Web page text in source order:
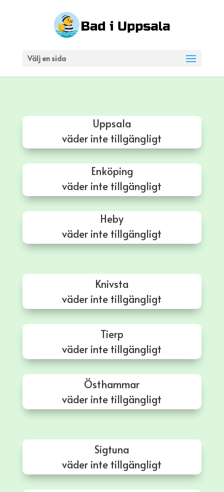
Välj en sida
Uppsala
väder inte tillgängligt
Enköping
väder inte tillgängligt
Heby
väder inte tillgängligt
Knivsta
väder inte tillgängligt
Tierp
väder inte tillgängligt
Östhammar
väder inte tillgängligt
Sigtuna
väder inte tillgängligt